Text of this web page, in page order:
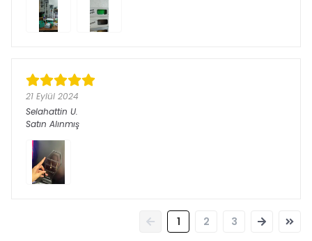
21 Eylül 2024
Selahattin U.
Satın Alınmış
1 2 3